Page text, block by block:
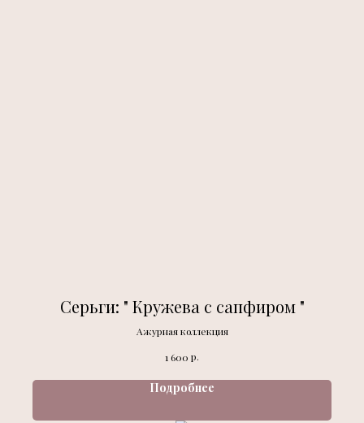
Серьги: " Кружева с сапфиром "
Ажурная коллекция
1 600 р.
Подробнее